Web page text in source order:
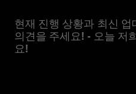
현재 진행 상황과 최신
의견을 주세요! - 오늘 저
요!